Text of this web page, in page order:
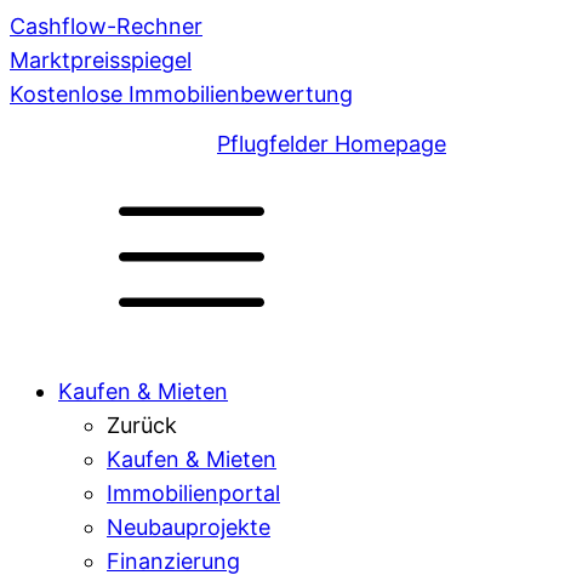
Cashflow-Rechner
Marktpreisspiegel
Kostenlose Immobilienbewertung
Pflugfelder Homepage
Kaufen & Mieten
Zurück
Kaufen & Mieten
Immobilienportal
Neubauprojekte
Finanzierung